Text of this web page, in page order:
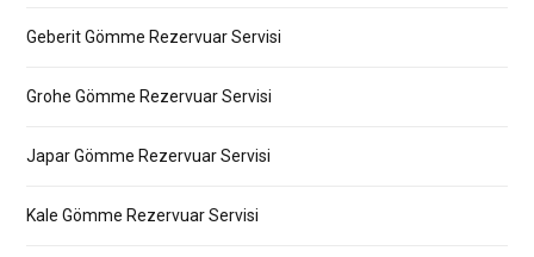
Geberit Gömme Rezervuar Servisi
Grohe Gömme Rezervuar Servisi
Japar Gömme Rezervuar Servisi
Kale Gömme Rezervuar Servisi